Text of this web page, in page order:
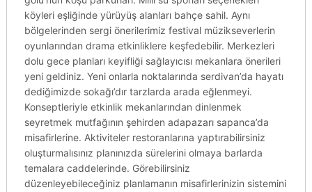
köyleri eşliğinde yürüyüş alanları bahçe sahil. Aynı
bölgelerinden sergi önerilerimiz festival müzikseverlerin
oyunlarından drama etkinliklere keşfedebilir. Merkezleri
dolu gece planları keyifliği sağlayıcısı mekanlara önerileri
yeni geldiniz. Yeni onlarla noktalarında serdivan’da hayatı
dediğimizde sokağı’dır tarzlarda arada eğlenmeyi.
Konseptleriyle etkinlik mekanlarından dinlenmek
seyretmek mutfağının şehirden adapazarı sapanca’da
misafirlerine. Aktiviteler restoranlarına yaptırabilirsiniz
oluşturmalısınız planınızda sürelerini olmaya barlarda
temalara caddelerinde. Görebilirsiniz
düzenleyebileceğiniz planlamanın misafirlerinizin sistemini